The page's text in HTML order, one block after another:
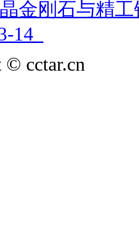
金刚石与精
14
cctar.cn